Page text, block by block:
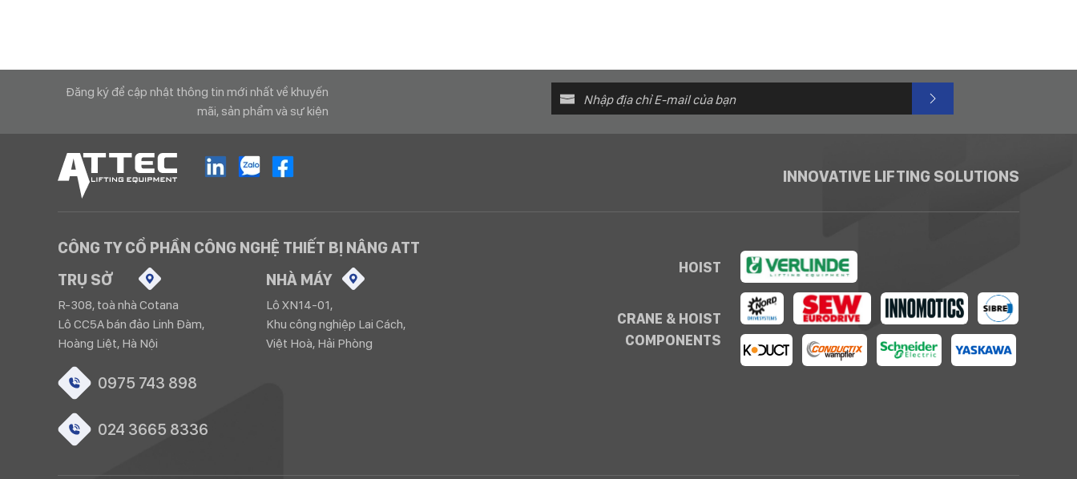
Đăng ký để cập nhật thông tin mới nhất về khuyến
mãi, sản phẩm và sự kiện
INNOVATIVE LIFTING SOLUTIONS
CÔNG TY CỔ PHẦN CÔNG NGHỆ THIẾT BỊ NÂNG ATT
TRỤ SỞ
R-308, toà nhà Cotana
Lô CC5A bán đảo Linh Đàm,
Hoàng Liệt, Hà Nội
NHÀ MÁY
Lô XN14-01,
Khu công nghiệp Lai Cách,
Việt Hoà, Hải Phòng
0975 743 898
024 3665 8336
HOIST
CRANE & HOIST
COMPONENTS